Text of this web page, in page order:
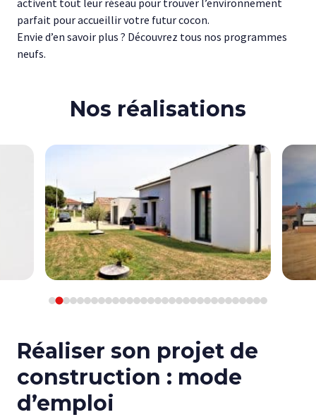
activent tout leur réseau pour trouver l’environnement
parfait pour accueillir votre futur cocon.
Envie d’en savoir plus ? Découvrez tous nos programmes
neufs.
Nos réalisations
Réaliser son projet de
construction : mode
d’emploi